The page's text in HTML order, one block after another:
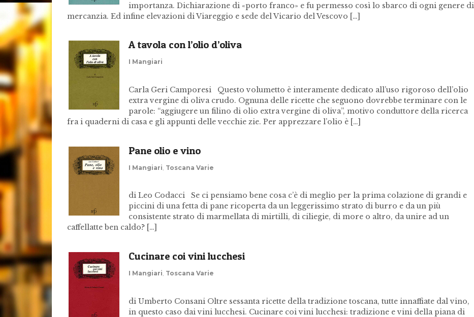
importanza. Dichiarazione di «porto franco» e fu permesso così lo sbarco di ogni genere di
mercanzia. Ed infine elevazioni di Viareggio e sede del Vicario del Vescovo […]
A tavola con l’olio d’oliva
I Mangiari
Carla Geri Camporesi Questo volumetto è interamente dedicato all’uso rigoroso dell’olio
extra vergine di oliva crudo. Ognuna delle ricette che seguono dovrebbe terminare con le
parole: “aggiugere un filino di olio extra vergine di oliva”, motivo conduttore della ricerca
fra i quaderni di casa e gli appunti delle vecchie zie. Per apprezzare l’olio è […]
Pane olio e vino
I Mangiari Toscana Varie
di Leo Codacci Se ci pensiamo bene cosa c’è di meglio per la prima colazione di grandi e
piccini di una fetta di pane ricoperta da un leggerissimo strato di burro e da un più
consistente strato di marmellata di mirtilli, di ciliegie, di more o altro, da unire ad un
caffellatte ben caldo? […]
Cucinare coi vini lucchesi
I Mangiari, Toscana Varie
di Umberto Consani Oltre sessanta ricette della tradizione toscana, tutte innaffiate dal vino,
in questo caso dai vini lucchesi. Cucinare coi vini lucchesi: tradizione e vini della piana di